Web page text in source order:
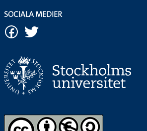
SOCIALA MEDIER